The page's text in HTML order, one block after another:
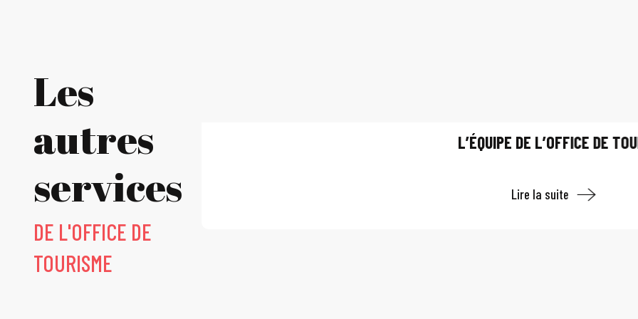
Les
autres
services
DE L'OFFICE DE
TOURISME
L’ÉQUIPE DE L’OFFICE DE
Lire la suite